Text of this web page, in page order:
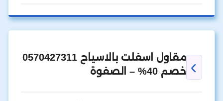
مقاول اسفلت بالاسياح 0570427311
خصم 40% – الصفوة